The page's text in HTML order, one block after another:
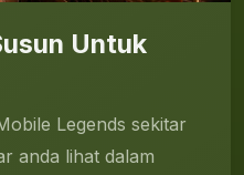
Untuk
Legends sekitar
anda lihat dalam